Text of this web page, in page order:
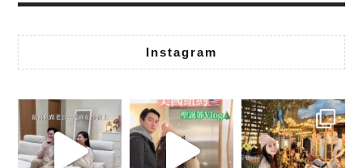
Instagram